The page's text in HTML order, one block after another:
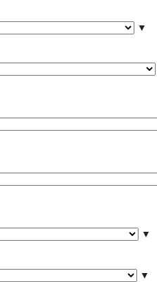
▼
▼
▼